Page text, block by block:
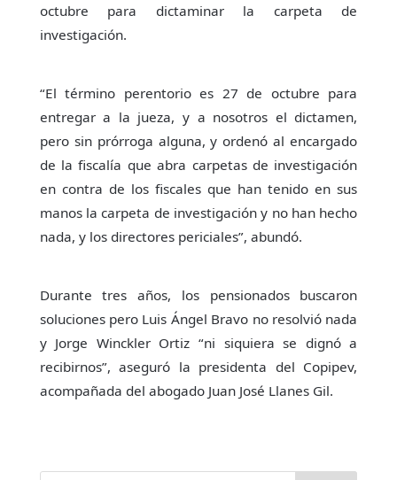
octubre para dictaminar la carpeta de
investigación.
“El término perentorio es 27 de octubre para
entregar a la jueza, y a nosotros el dictamen,
pero sin prórroga alguna, y ordenó al encargado
de la fiscalía que abra carpetas de investigación
en contra de los fiscales que han tenido en sus
manos la carpeta de investigación y no han hecho
nada, y los directores periciales”, abundó.
Durante tres años, los pensionados buscaron
soluciones pero Luis Ángel Bravo no resolvió nada
y Jorge Winckler Ortiz “ni siquiera se dignó a
recibirnos”, aseguró la presidenta del Copipev,
acompañada del abogado Juan José Llanes Gil.